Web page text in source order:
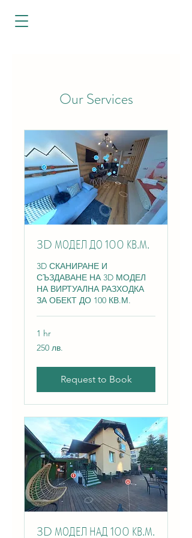
Our Services
3D МОДЕЛ ДО 100 КВ.М.
3D СКАНИРАНЕ И
СЪЗДАВАНЕ НА 3D МОДЕЛ
НА ВИРТУАЛНА РАЗХОДКА
ЗА ОБЕКТ ДО 100 КВ.М.
1 hr
250
български
250 лв.
Request to Book
3D МОДЕЛ НАД 100 КВ.М.